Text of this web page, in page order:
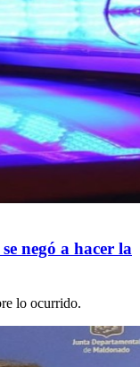
negó a hacer la
lo ocurrido.